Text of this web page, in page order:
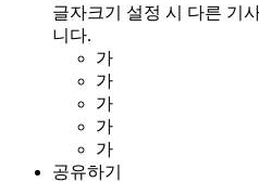
글자크기 설정 시 다른 기
니다.
가
가
가
가
가
공유하기